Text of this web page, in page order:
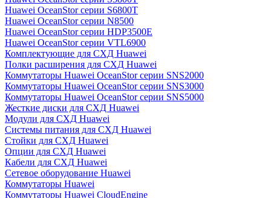
Huawei OceanStor серии S6800T
Huawei OceanStor серии N8500
Huawei OceanStor серии HDP3500E
Huawei OceanStor серии VTL6900
Комплектующие для СХД Huawei
Полки расширения для СХД Huawei
Коммутаторы Huawei OceanStor серии SNS2000
Коммутаторы Huawei OceanStor серии SNS3000
Коммутаторы Huawei OceanStor серии SNS5000
Жесткие диски для СХД Huawei
Модули для СХД Huawei
Системы питания для СХД Huawei
Стойки для СХД Huawei
Опции для СХД Huawei
Кабели для СХД Huawei
Сетевое оборудование Huawei
Коммутаторы Huawei
Коммутаторы Huawei CloudEngine